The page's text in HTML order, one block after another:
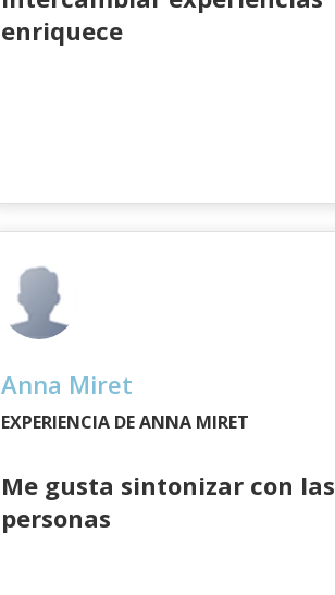
enriquece
Anna Miret
EXPERIENCIA DE ANNA MIRET
Me gusta sintonizar con las
personas